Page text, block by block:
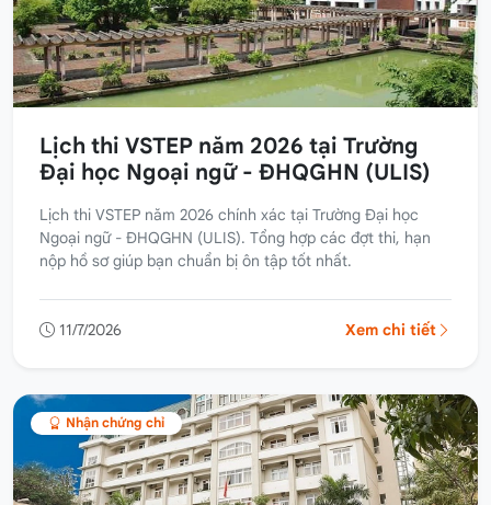
Lịch thi VSTEP năm 2026 tại Trường
Đại học Ngoại ngữ - ĐHQGHN (ULIS)
Lịch thi VSTEP năm 2026 chính xác tại Trường Đại học
Ngoại ngữ - ĐHQGHN (ULIS). Tổng hợp các đợt thi, hạn
nộp hồ sơ giúp bạn chuẩn bị ôn tập tốt nhất.
11/7/2026 Xem chi tiết
Nhận chứng chỉ